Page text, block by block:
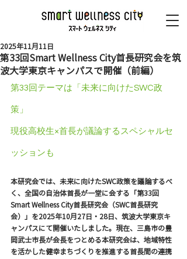
第33回Smart Wellness City首長研究会を筑
波大学東京キャンパスで開催（前編）
2025年11月11日
第33回テーマは「未来に向けたSWC政
策」
現役高校生×首長が議論するスペシャルセ
ッションも
本研究会では、未来に向けたSWC政策を議論するべ
く、全国の自治体首長が一堂に会する「第33回
Smart Wellness City首長研究会（SWC首長研究
会）」を2025年10月27日・28日、筑波大学東京キ
ャンパスにて開催いたしました。現在、三島市の豊
岡武士市長が会長をつとめる本研究会は、地域特性
を活かした健幸まちづくりを推進する首長間の連携